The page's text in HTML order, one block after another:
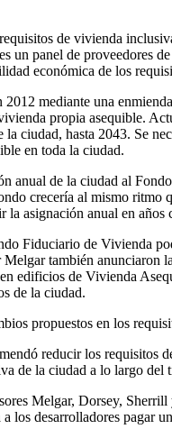
de vivienda
panel de proveedores
económica de los
mediante una
propia asequible.
ciudad, hasta 2043. Se
en toda la ciudad.
anual de la ciudad al
crecería al mismo
asignación anual en
Fiduciario de Vivienda
también anunciaron
edificios de Vivienda
de la ciudad.
propuestos en los
reducir los requisitos
de la ciudad a lo largo
Melgar, Dorsey,
los desarrolladores pagar